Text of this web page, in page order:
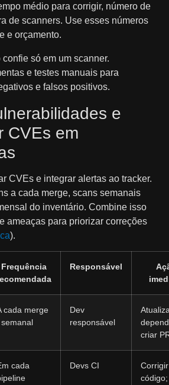
médio para corrigir, número de
de scanners. Use esses números
e orçamento.
só em um scanner.
e testes manuais para
e falsos positivos.
e
CVEs em
CVEs e integrar alertas ao tracker.
a cada merge, scans semanais
do inventário. Combine isso
ameaças para priorizar correções
).
Frequência
Responsável
cada merge
Dev
responsável
criar
cada
Devs CI
Corrigir
código;